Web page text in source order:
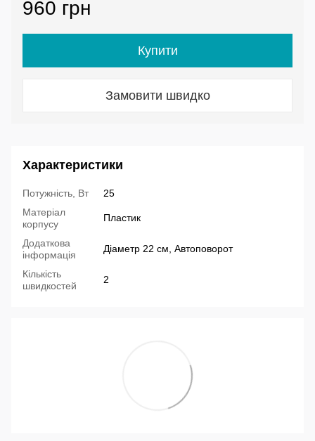
960 грн
Купити
Замовити швидко
Характеристики
Потужність, Вт
25
Матеріал
корпусу
Пластик
Додаткова
інформація
Діаметр 22 см, Автоповорот
Кількість
швидкостей
2